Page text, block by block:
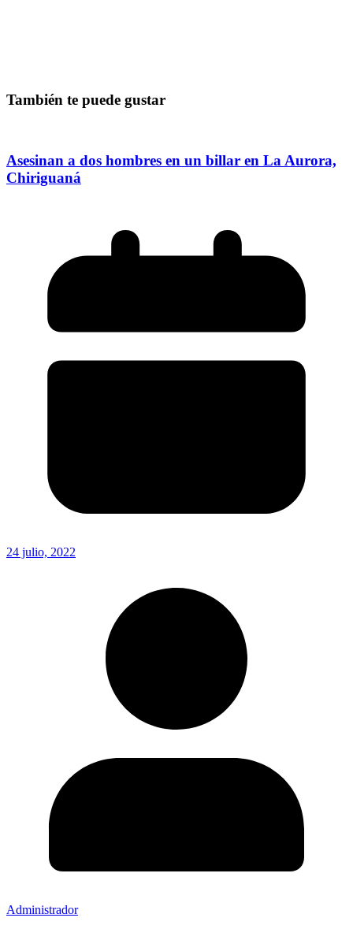
También te puede gustar
Asesinan a dos hombres en un billar en La Aurora,
Chiriguaná
24 julio, 2022
Administrador